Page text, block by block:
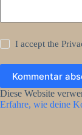
I accept the
Kommentar
Diese Website
Erfahre, wie deine